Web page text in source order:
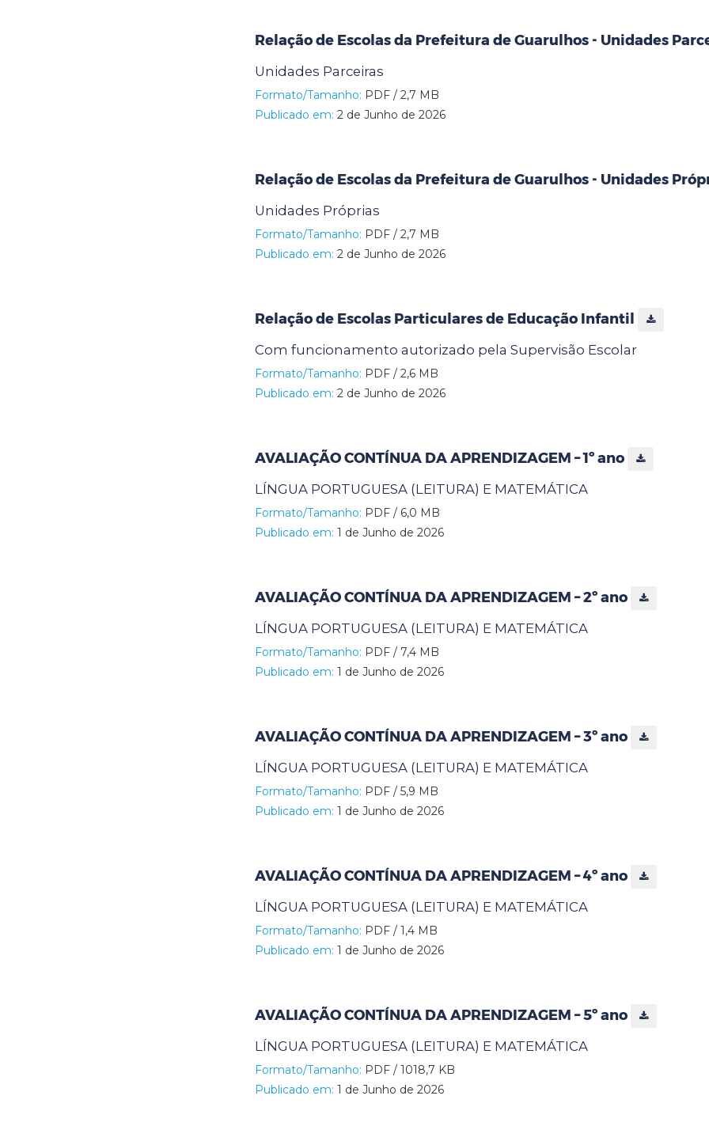
Relação de Escolas da Prefeitura de Guarulhos - Unidades
Unidades Parceiras
Formato/Tamanho: PDF / 2,7 MB
Publicado em: 2 de Junho de 2026
Relação de Escolas da Prefeitura de Guarulhos - Unidades
Unidades Próprias
Formato/Tamanho: PDF / 2,7 MB
Publicado em: 2 de Junho de 2026
Relação de Escolas Particulares de Educação Infantil
Com funcionamento autorizado pela Supervisão Escolar
Formato/Tamanho: PDF / 2,6 MB
Publicado em: 2 de Junho de 2026
AVALIAÇÃO CONTÍNUA DA APRENDIZAGEM – 1º ano
LÍNGUA PORTUGUESA (LEITURA) E MATEMÁTICA
Formato/Tamanho: PDF / 6,0 MB
Publicado em: 1 de Junho de 2026
AVALIAÇÃO CONTÍNUA DA APRENDIZAGEM – 2º ano
LÍNGUA PORTUGUESA (LEITURA) E MATEMÁTICA
Formato/Tamanho: PDF / 7,4 MB
Publicado em: 1 de Junho de 2026
AVALIAÇÃO CONTÍNUA DA APRENDIZAGEM – 3º ano
LÍNGUA PORTUGUESA (LEITURA) E MATEMÁTICA
Formato/Tamanho: PDF / 5,9 MB
Publicado em: 1 de Junho de 2026
AVALIAÇÃO CONTÍNUA DA APRENDIZAGEM – 4º ano
LÍNGUA PORTUGUESA (LEITURA) E MATEMÁTICA
Formato/Tamanho: PDF / 1,4 MB
Publicado em: 1 de Junho de 2026
AVALIAÇÃO CONTÍNUA DA APRENDIZAGEM – 5º ano
LÍNGUA PORTUGUESA (LEITURA) E MATEMÁTICA
Formato/Tamanho: PDF / 1018,7 KB
Publicado em: 1 de Junho de 2026